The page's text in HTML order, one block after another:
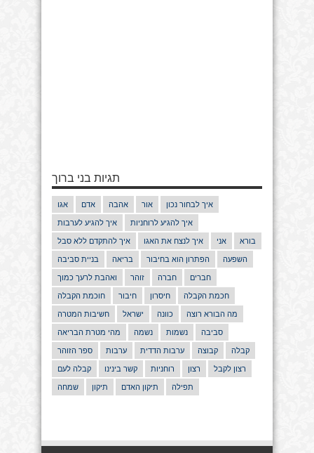
תגיות בני ברוך
אגו אדם אהבה אור איך לבחור נכון
איך להגיע לערבות איך להגיע לרוחניות
איך להתקדם ללא סבל איך לנצח את האגו אני בורא
בניית סביבה בריאה הפתרון הוא בחיבור השפעה
ואהבת לרעך כמוך זוהר חברה חברים
חוכמת הקבלה חיבור חיסרון חכמת הקבלה
חשיבות המטרה ישראל כוונה מה הבורא רוצה
מהי מטרת הבריאה נשמה נשמות סביבה
ספר הזוהר ערבות ערבות הדדית קבוצה קבלה
קבלה לעם קשר בינינו רוחניות רצון רצון לקבל
שמחה תיקון תיקון האדם תפילה